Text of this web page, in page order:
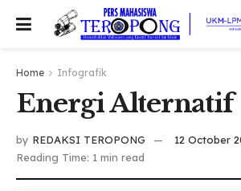
Home Infografik
Energi Alternatif
by REDAKSI TEROPONG
12 October
Reading Time: 1 min read